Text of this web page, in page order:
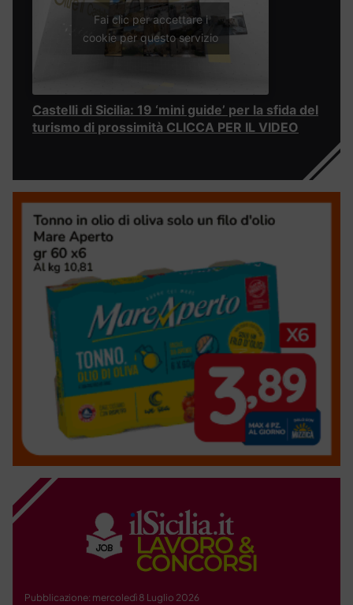
Fai clic per accettare i
cookie per questo servizio
Castelli di Sicilia: 19 ‘mini guide’ per la sfida del
turismo di prossimità CLICCA PER IL VIDEO
Pubblicazione: mercoledì 8 Luglio 2026